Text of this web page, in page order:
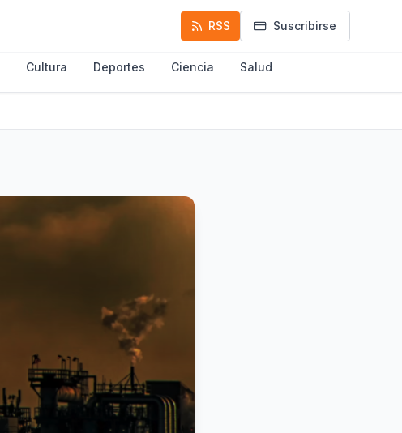
RSS Suscribirse
Cultura Deportes Ciencia Salud